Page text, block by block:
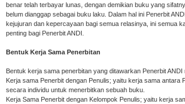
benar telah terbayar lunas, dengan demikian buku yang
belum dianggap sebagai buku laku. Dalam hal ini Penerbit
kejujuran dan kepercayaan bagi semua relasinya, ini semua
penting bagi Penerbit ANDI.
Bentuk Kerja Sama Penerbitan
Bentuk kerja sama penerbitan yang ditawarkan Penerbit ANDI
Kerja sama Penerbit dengan Penulis; yaitu kerja sama antara
secara individu untuk menerbitkan sebuah buku.
Kerja Sama Penerbit dengan Kelompok Penulis; yaitu kerja